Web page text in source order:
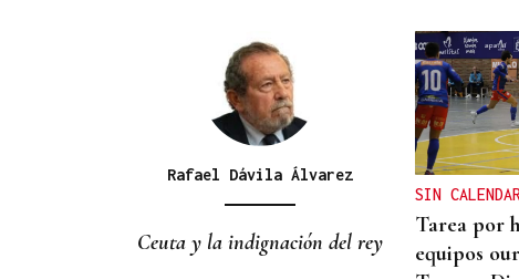
CONATO EXTINGUIDO
Vídeo | Se desata un
incendio forestal en una
cantera de Untes
Rafael Dávila Álvarez
Ceuta y la indignación del rey
SIN
Tarea por
equipos